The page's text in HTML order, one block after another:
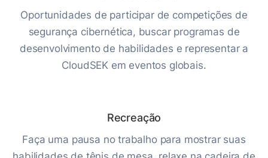
Oportunidades de participar de competições de
segurança cibernética, buscar programas de
desenvolvimento de habilidades e representar a
CloudSEK em eventos globais.
Recreação
Faça uma pausa no trabalho para mostrar suas